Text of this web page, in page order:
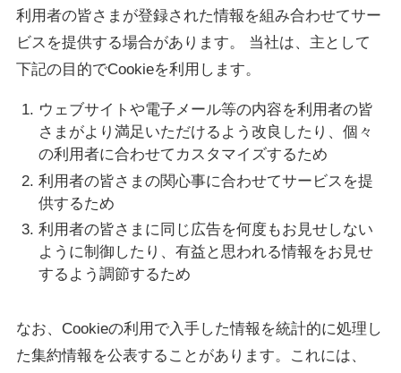
利用者の皆さまが登録された情報を組み合わせてサー
ビスを提供する場合があります。 当社は、主として
下記の目的でCookieを利用します。
ウェブサイトや電子メール等の内容を利用者の皆
さまがより満足いただけるよう改良したり、個々
の利用者に合わせてカスタマイズするため
利用者の皆さまの関心事に合わせてサービスを提
供するため
利用者の皆さまに同じ広告を何度もお見せしない
ように制御したり、有益と思われる情報をお見せ
するよう調節するため
なお、Cookieの利用で入手した情報を統計的に処理し
た集約情報を公表することがあります。これには、